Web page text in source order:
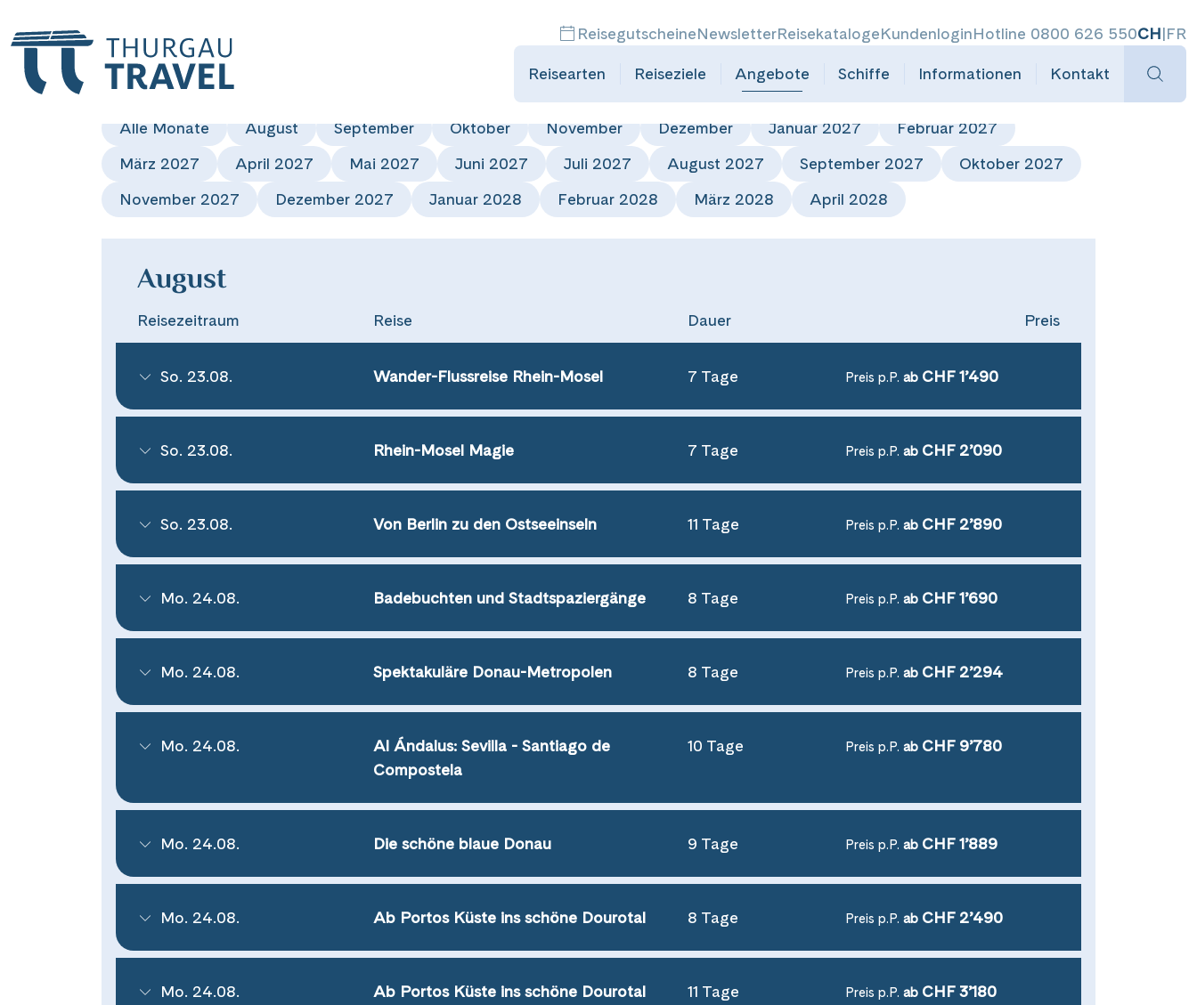
ReisegutscheineNewsletterReisekatalogeKundenloginHotline 0800 626 550CH|FR
Reisearten Reiseziele Angebote Schiffe Informationen Kontakt
Reisekalender
Alle Monate August September Oktober November Dezember Januar 2027
Februar 2027
März 2027
April 2027 Mai 2027 Juni 2027 Juli 2027 August 2027 September 2027
Oktober 2027
November 2027
Dezember 2027 Januar 2028 Februar 2028 März 2028 April 2028
August
Reisezeitraum Reise Dauer Preis
So. 23.08. Wander-Flussreise Rhein-Mosel 7 Tage Preis p.P. ab CHF 1’490
So. 23.08. Rhein-Mosel Magie 7 Tage Preis p.P. ab CHF 2’090
So. 23.08. Von Berlin zu den Ostseeinseln 11 Tage Preis p.P. ab CHF 2’890
Mo. 24.08. Badebuchten und Stadtspaziergänge 8 Tage Preis p.P. ab CHF 1’690
Mo. 24.08. Spektakuläre Donau-Metropolen 8 Tage Preis p.P. ab CHF 2’294
Mo. 24.08.
Al Ándalus: Sevilla - Santiago de
Compostela
10 Tage Preis p.P. ab CHF 9’780
Mo. 24.08. Die schöne blaue Donau 9 Tage Preis p.P. ab CHF 1’889
Mo. 24.08. Ab Portos Küste ins schöne Dourotal 8 Tage Preis p.P. ab CHF 2’490
Mo. 24.08.
Ab Portos Küste ins schöne Dourotal
11 Tage Preis p.P. ab CHF 3’180